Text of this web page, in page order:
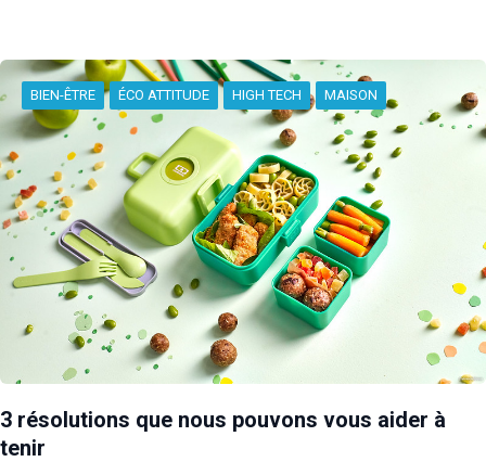
BIEN-ÊTRE ÉCO ATTITUDE HIGH TECH MAISON
3 résolutions que nous pouvons vous aider à
tenir